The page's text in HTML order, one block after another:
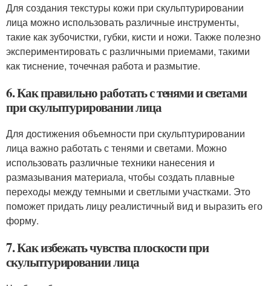
Для создания текстуры кожи при скульптурировании
лица можно использовать различные инструменты,
такие как зубочистки, губки, кисти и ножи. Также полезно
экспериментировать с различными приемами, такими
как тиснение, точечная работа и размытие.
6. Как правильно работать с тенями и светами
при скульптурировании лица
Для достижения объемности при скульптурировании
лица важно работать с тенями и светами. Можно
использовать различные техники нанесения и
размазывания материала, чтобы создать плавные
переходы между темными и светлыми участками. Это
поможет придать лицу реалистичный вид и выразить его
форму.
7. Как избежать чувства плоскости при
скульптурировании лица